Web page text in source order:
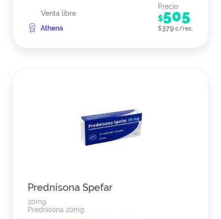
Venta libre
Athena
Precio
$505
$379 c/rec.
Prednisona Spefar
20mg
Prednisona 20mg